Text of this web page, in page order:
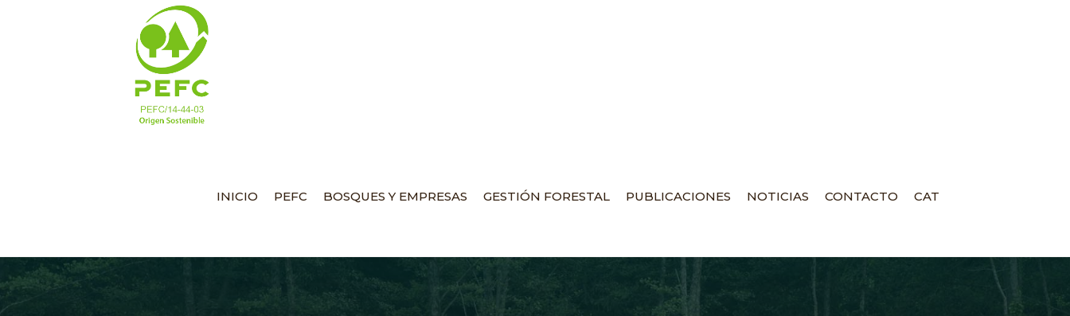
INICIO PEFC BOSQUES Y EMPRESAS GESTIÓN FORESTAL PUBLICACIONES NOTICIAS CONTACTO CAT